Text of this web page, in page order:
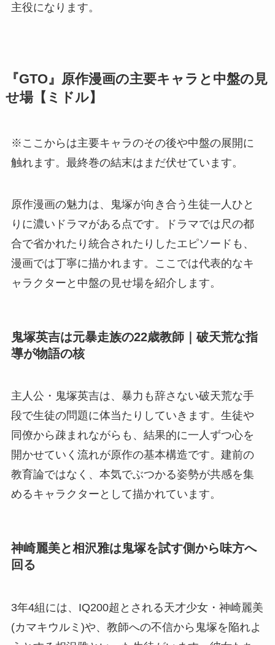
主役になります。
『GTO』原作漫画の主要キャラと中盤の見
せ場【ミドル】
※ここからは主要キャラのその後や中盤の展開に
触れます。最終巻の結末はまだ伏せています。
原作漫画の魅力は、鬼塚が向き合う生徒一人ひと
りに濃いドラマがある点です。ドラマでは尺の都
合で省かれたり統合されたりしたエピソードも、
漫画では丁寧に描かれます。ここでは代表的なキ
ャラクターと中盤の見せ場を紹介します。
鬼塚英吉は元暴走族の22歳教師｜破天荒な指
導が物語の核
主人公・鬼塚英吉は、暴力も辞さない破天荒な手
段で生徒の問題に体当たりしていきます。生徒や
同僚から疎まれながらも、結果的に一人ずつ心を
開かせていく流れが原作の基本構造です。建前の
教育論ではなく、本気でぶつかる姿勢が共感を集
めるキャラクターとして描かれています。
神崎麗美と相沢雅は鬼塚を試す側から味方へ
回る
3年4組には、IQ200超とされる天才少女・神崎麗美
(カマキウルミ)や、教師への不信から鬼塚を陥れよ